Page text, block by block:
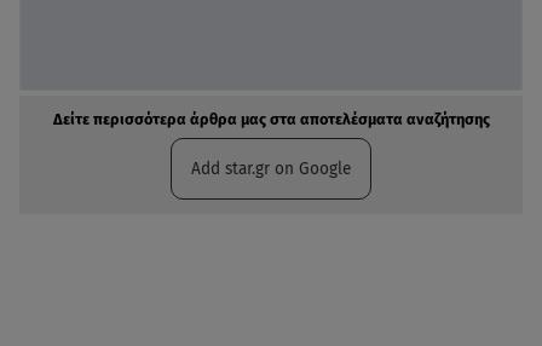
Δείτε περισσότερα άρθρα μας στα αποτελέσματα αναζήτησης
Add star.gr on Google